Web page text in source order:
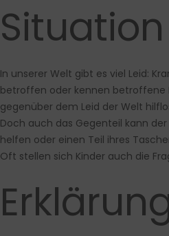
In unserer Welt gibt es viel Leid:
betroffen oder kennen betroffene
gegenüber dem Leid der Welt
Doch auch das Gegenteil kann
helfen oder einen Teil ihres
Oft stellen sich Kinder auch die